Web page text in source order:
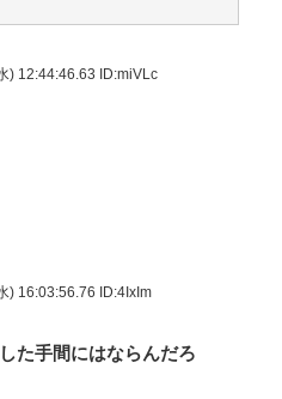
とめアンテナ NEW! (8/8 14:48)
で済んで』と言われ、野良
とめアンテナ
) 12:44:46.63 ID:miVLc
) 16:03:56.76 ID:4IxIm
た手間にはならんだろ